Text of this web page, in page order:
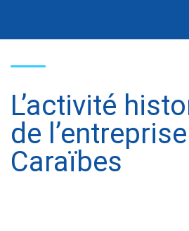
L’activité
de
Caraïbes